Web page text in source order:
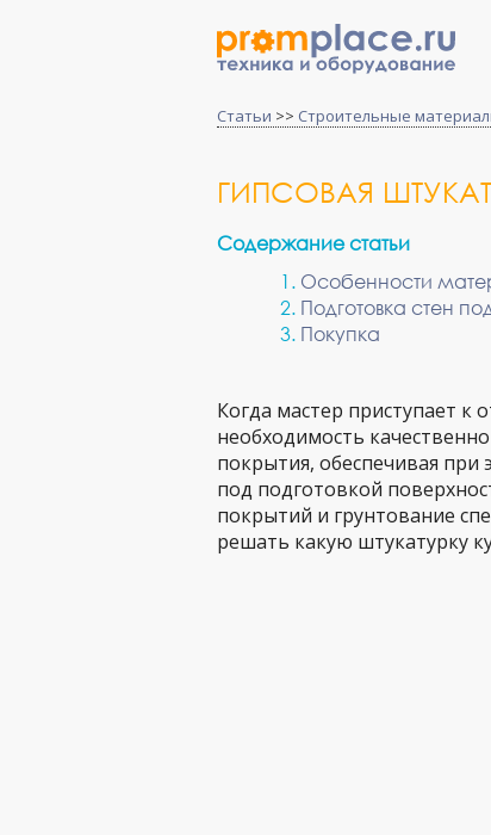
Статьи >> Строительные
ГИПСОВАЯ
Содержание статьи
Особенности
Подготовка стен
Покупка
Когда мастер приступает
необходимость
покрытия, обеспечивая при
под подготовкой
покрытий и грунтование
решать какую штукатурку